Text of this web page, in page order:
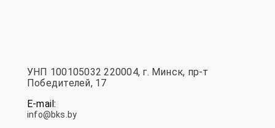
УНП 100105032 220004, г. Минск, пр-т
Победителей, 17
E-mail:
info@bks.by